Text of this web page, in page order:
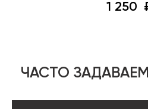
1 250
ЧАСТО